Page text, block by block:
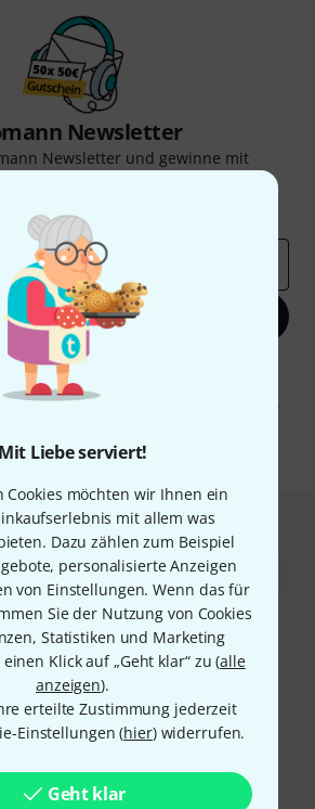
Mit Liebe serviert!
Cookies möchten wir Ihnen ein
mit allem was
Dazu zählen zum Beispiel
personalisierte Anzeigen
von Einstellungen. Wenn das für
Sie der Nutzung von Cookies
Statistiken und Marketing
Klick auf „Geht klar“ zu (alle
anzeigen).
erteilte Zustimmung jederzeit
Einstellungen (hier) widerrufen.
Geht klar
Newsletter
Newsletter und gewinne mit
Jetzt anmelden
stimmen Sie dem Erhalt von E-Mail-
des E-Mail-Nutzungsverhaltens zu. Die
möglich. Weitere Informationen finden Sie in
* Pflichtfeld
& bezahlen
und sicher per Nachnahme,
Pay,Klarna Sofort bezahlen
oder Kreditkarte.
Garantie